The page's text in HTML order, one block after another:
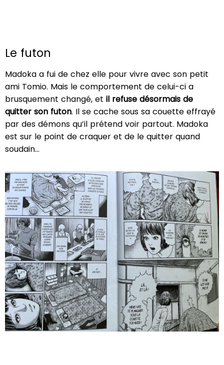
Le futon
Madoka a fui de chez elle pour vivre avec son petit
ami Tomio. Mais le comportement de celui-ci a
brusquement changé, et il refuse désormais de
quitter son futon. Il se cache sous sa couette effrayé
par des démons qu’il prétend voir partout. Madoka
est sur le point de craquer et de le quitter quand
soudain…